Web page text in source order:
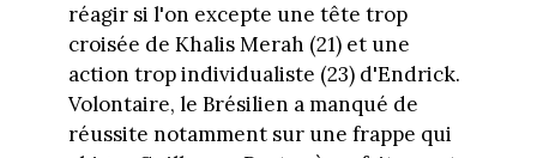
réagir si l'on excepte une tête trop
croisée de Khalis Merah (21) et une
action trop individualiste (23) d'Endrick.
Volontaire, le Brésilien a manqué de
réussite notamment sur une frappe qui